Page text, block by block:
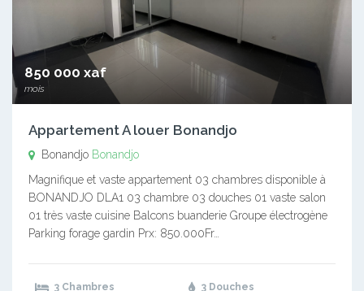
850 000 xaf
mois
Appartement A louer Bonandjo
Bonandjo Bonandjo
Magnifique et vaste appartement 03 chambres disponible à
BONANDJO DLA1 03 chambre 03 douches 01 vaste salon
01 très vaste cuisine Balcons buanderie Groupe électrogène
Parking forage gardin Prx: 850.000Fr…
3 Chambres 3 Douches